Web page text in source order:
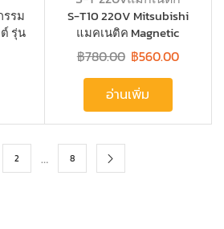
รรม
รุ่น
S-T10 220V Mitsubishi
แมคเนติค Magnetic
Contactors
฿780.00 ฿560.00
อ่านเพิ่ม
2 … 8